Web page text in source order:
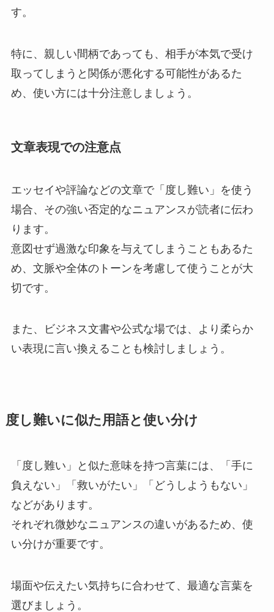
す。
特に、親しい間柄であっても、相手が本気で受け
取ってしまうと関係が悪化する可能性があるた
め、使い方には十分注意しましょう。
文章表現での注意点
エッセイや評論などの文章で「度し難い」を使う
場合、その強い否定的なニュアンスが読者に伝わ
ります。
意図せず過激な印象を与えてしまうこともあるた
め、文脈や全体のトーンを考慮して使うことが大
切です。
また、ビジネス文書や公式な場では、より柔らか
い表現に言い換えることも検討しましょう。
度し難いに似た用語と使い分け
「度し難い」と似た意味を持つ言葉には、「手に
負えない」「救いがたい」「どうしようもない」
などがあります。
それぞれ微妙なニュアンスの違いがあるため、使
い分けが重要です。
場面や伝えたい気持ちに合わせて、最適な言葉を
選びましょう。